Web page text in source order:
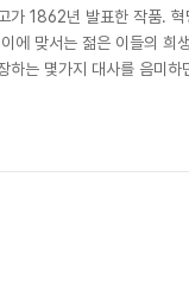
가 1862년 발표한 작품. 혁
에 맞서는 젊은 이들의 희
는 몇가지 대사를 음미하
되게나. 하느님께서 자네
발장이 앞으로 변화된 삶을